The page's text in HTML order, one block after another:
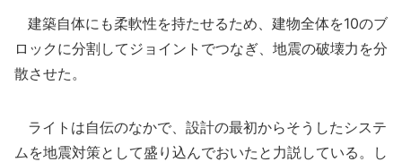
建築自体にも柔軟性を持たせるため、建物全体を10のブ
ロックに分割してジョイントでつなぎ、地震の破壊力を分
散させた。
ライトは自伝のなかで、設計の最初からそうしたシステ
ムを地震対策として盛り込んでおいたと力説している。し